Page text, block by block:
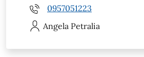
0957051223
Angela Petralia